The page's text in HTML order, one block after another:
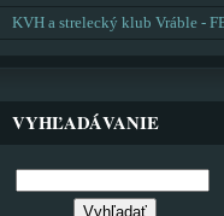
KVH a strelecký klub Vráble -
VYHĽADÁVANIE